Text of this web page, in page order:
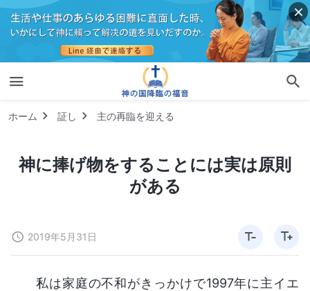
ホーム 証し 主の再臨を迎える
神に捧げ物をすることには実は原則
がある
2019年5月31日
私は家庭の不和がきっかけで1997年に主イエ